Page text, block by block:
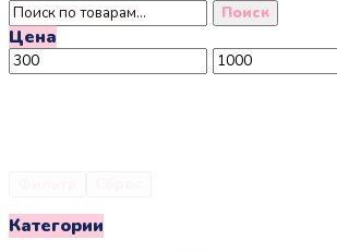
1450 ₽.
Искать:
Поиск
Цена
Минимальная
цена
Максимальная
цена
Категории